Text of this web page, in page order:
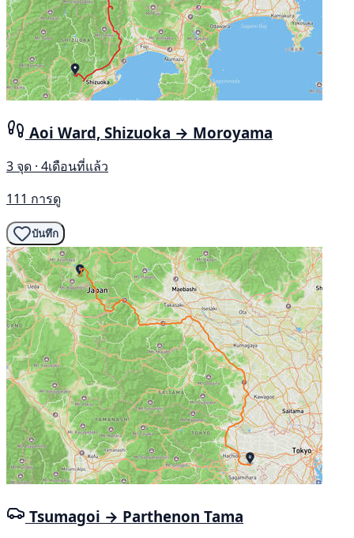
Aoi Ward, Shizuoka → Moroyama
3 จุด · 4เดือนที่แล้ว
111 การดู
บันทึก
Tsumagoi → Parthenon Tama